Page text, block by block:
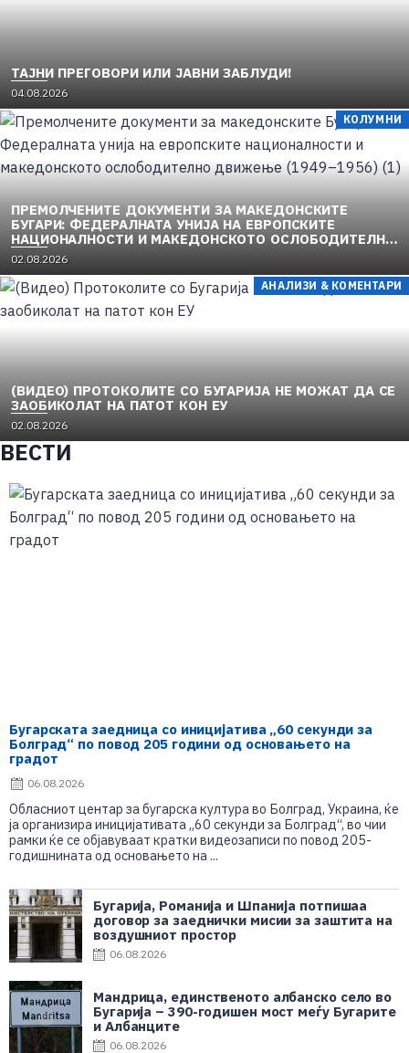
TAЈНИ ПРЕГОВОРИ ИЛИ ЈАВНИ ЗАБЛУДИ!
04.08.2026
КОЛУМНИ
ПРЕМОЛЧЕНИТЕ ДОКУМЕНТИ ЗА МАКЕДОНСКИТЕ
БУГАРИ: ФЕДЕРАЛНАТА УНИЈА НА ЕВРОПСКИТЕ
НАЦИОНАЛНОСТИ И МАКЕДОНСКОТО ОСЛОБОДИТЕЛНО
ДВИЖЕЊЕ (1949–1956) (1)
02.08.2026
АНАЛИЗИ & КОМЕНТАРИ
(ВИДЕО) ПРОТОКОЛИТЕ СО БУГАРИЈА НЕ МОЖАТ ДА СЕ
ЗАОБИКОЛАТ НА ПАТОТ КОН ЕУ
02.08.2026
ВЕСТИ
Бугарската заедница со иницијатива „60 секунди за
Болград“ по повод 205 години од основањето на
градот
06.08.2026
Обласниот центар за бугарска култура во Болград, Украина, ќе
ја организира иницијативата „60 секунди за Болград“, во чии
рамки ќе се објавуваат кратки видеозаписи по повод 205-
годишнината од основањето на ...
Бугарија, Романија и Шпанија потпишаа
договор за заеднички мисии за заштита на
воздушниот простор
06.08.2026
Мандрица, единственото албанско село во
Бугарија – 390-годишен мост меѓу Бугарите
и Албанците
06.08.2026